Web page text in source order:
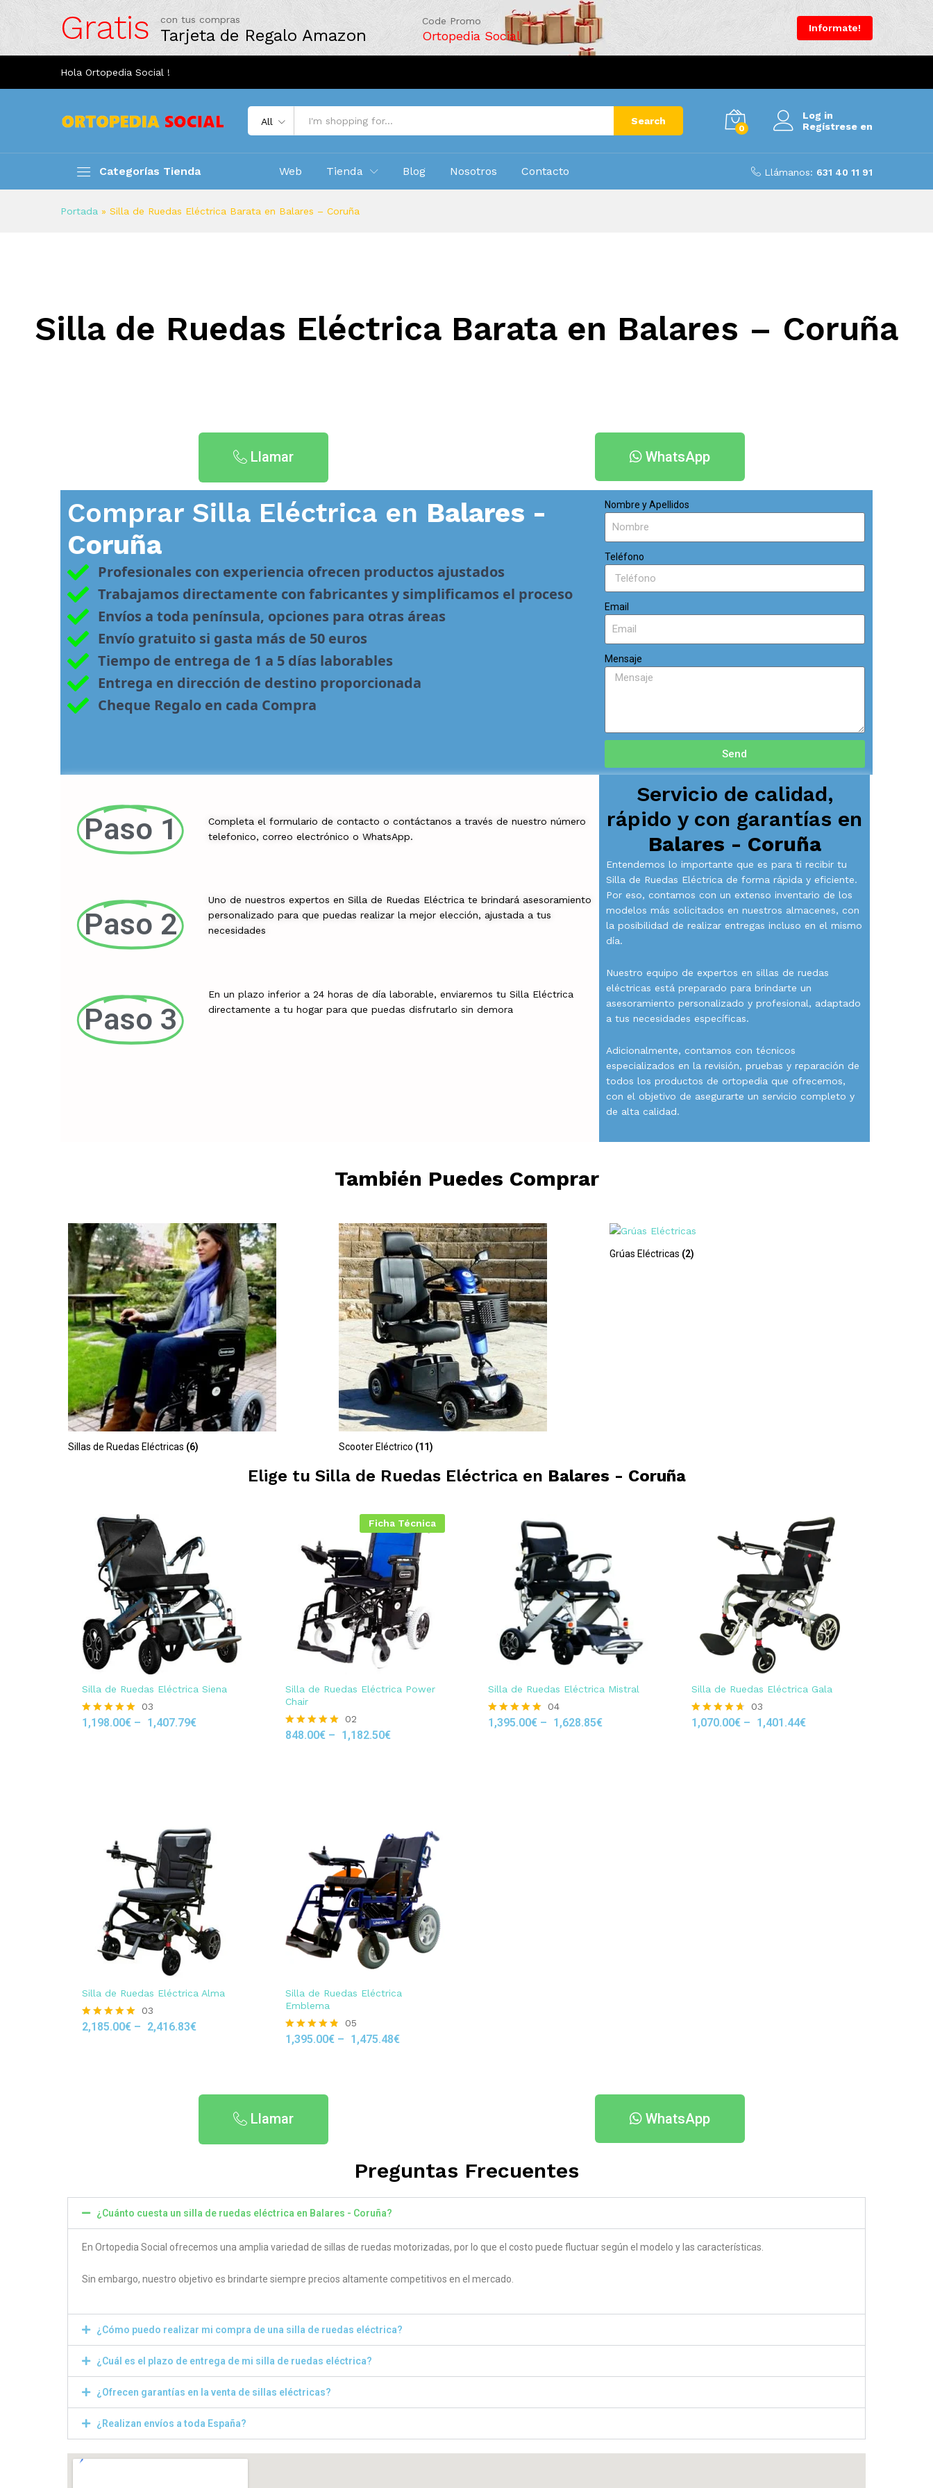
Gratis con tus compras
Tarjeta de Regalo Amazon
Code Promo
Ortopedia Social
Informate!
Hola Ortopedia Social !
All Search
0
Log in
Regístrese en
Categorías Tienda Web Tienda Blog Nosotros Contacto Llámanos: 631 40 11 91
Portada » Silla de Ruedas Eléctrica Barata en Balares – Coruña
Silla de Ruedas Eléctrica Barata en Balares – Coruña
Llamar WhatsApp
Comprar Silla Eléctrica en Balares -
Coruña
Profesionales con experiencia ofrecen productos ajustados
Trabajamos directamente con fabricantes y simplificamos el proceso
Envíos a toda península, opciones para otras áreas
Envío gratuito si gasta más de 50 euros
Tiempo de entrega de 1 a 5 días laborables
Entrega en dirección de destino proporcionada
Cheque Regalo en cada Compra
Nombre y Apellidos
Teléfono
Email
Mensaje
Send
Paso 1
Paso 2
Paso 3
Completa el formulario de contacto o contáctanos a través de nuestro número
telefonico, correo electrónico o WhatsApp.
Uno de nuestros expertos en Silla de Ruedas Eléctrica te brindará asesoramiento
personalizado para que puedas realizar la mejor elección, ajustada a tus
necesidades
En un plazo inferior a 24 horas de día laborable, enviaremos tu Silla Eléctrica
directamente a tu hogar para que puedas disfrutarlo sin demora
Servicio de calidad,
rápido y con garantías en
Balares - Coruña
Entendemos lo importante que es para ti recibir tu
Silla de Ruedas Eléctrica de forma rápida y eficiente.
Por eso, contamos con un extenso inventario de los
modelos más solicitados en nuestros almacenes, con
la posibilidad de realizar entregas incluso en el mismo
día.
Nuestro equipo de expertos en sillas de ruedas
eléctricas está preparado para brindarte un
asesoramiento personalizado y profesional, adaptado
a tus necesidades específicas.
Adicionalmente, contamos con técnicos
especializados en la revisión, pruebas y reparación de
todos los productos de ortopedia que ofrecemos,
con el objetivo de asegurarte un servicio completo y
de alta calidad.
También Puedes Comprar
Sillas de Ruedas Eléctricas (6) Scooter Eléctrico (11)
Grúas Eléctricas (2)
Elige tu Silla de Ruedas Eléctrica en Balares - Coruña
Silla de Ruedas Eléctrica Siena
Rated
03
1,198.00€ – 1,407.79€
Ficha Técnica
Silla de Ruedas Eléctrica Power
Chair
Rated
02
848.00€– 1,182.50€
Silla de Ruedas Eléctrica Mistral
Rated
04
1,395.00€ – 1,628.85€
Silla de Ruedas Eléctrica Gala
Rated
03
1,070.00€– 1,401.44€
Silla de Ruedas Eléctrica Alma
Rated
03
2,185.00€ – 2,416.83€
Silla de Ruedas Eléctrica
Emblema
Rated
05
1,395.00€– 1,475.48€
Llamar WhatsApp
Preguntas Frecuentes
¿Cuánto cuesta un silla de ruedas eléctrica en Balares - Coruña​?
En Ortopedia Social ofrecemos una amplia variedad de sillas de ruedas motorizadas, por lo que el costo puede fluctuar según el modelo y las características.
Sin embargo, nuestro objetivo es brindarte siempre precios altamente competitivos en el mercado.
¿Cómo puedo realizar mi compra de una silla de ruedas eléctrica?
¿Cuál es el plazo de entrega de mi silla de ruedas eléctrica?
¿Ofrecen garantías en la venta de sillas eléctricas?
¿Realizan envíos a toda España?